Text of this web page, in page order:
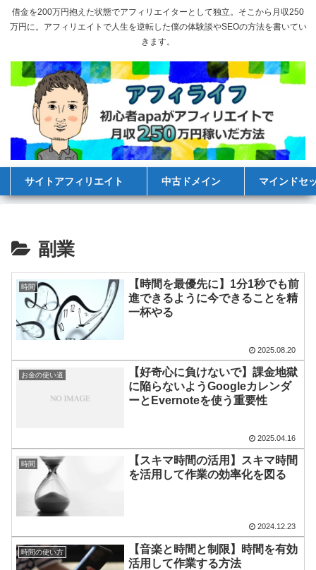
借金を200万円抱えた状態でアフィリエイターとして独立。そこから月収250
万円に。アフィリエイトで人生を逆転した僕の体験談やSEOの方法を書いてい
きます。
サイトアフィリエイト 中古ドメイン マインドセ
副業
時間
【時間を最優先に】1分1秒でも前
進できるように今できることを精
一杯やる
2025.08.20
お金の使い道
【好奇心に負けないで】課金地獄
に陥らないようGoogleカレンダ
ーとEvernoteを使う重要性
2025.04.16
時間
【スキマ時間の活用】スキマ時間
を活用して作業の効率化を図る
2024.12.23
時間の使い方
【音楽と時間と制限】時間を有効
活用して作業する方法